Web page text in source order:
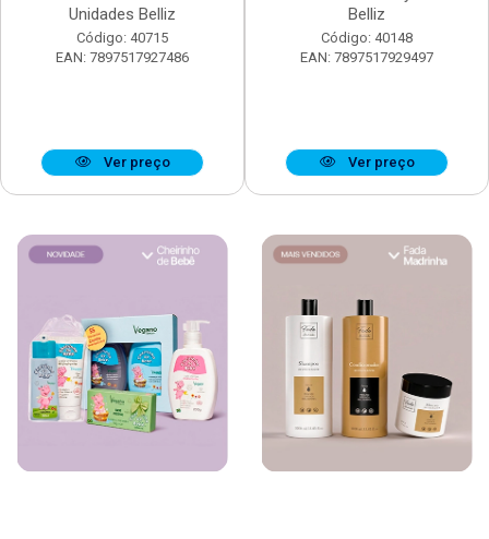
Unidades Belliz
Código: 40715
EAN: 7897517927486
Ver preço
Belliz
Código: 40148
EAN: 7897517929497
Ver preço